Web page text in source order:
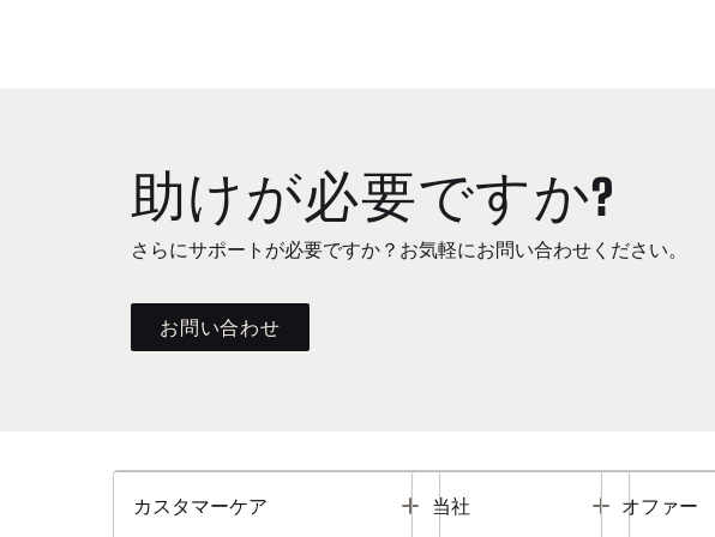
助けが必要ですか?
さらにサポートが必要ですか？お気軽にお問い合わせください。
お問い合わせ
カスタマーケア Toggle
当社 Toggle
オファー